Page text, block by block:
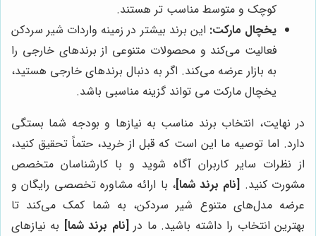
کوچک و متوسط مناسب تر هستند.
یخچال مارکت: این برند بیشتر در زمینه واردات شیر سردکن
فعالیت می‌کند و محصولات متنوعی از برندهای خارجی را
به بازار عرضه می‌کند. اگر به دنبال برندهای خارجی هستید،
یخچال مارکت می تواند گزینه مناسبی باشد.
در نهایت، انتخاب برند مناسب به نیازها و بودجه شما بستگی
دارد. اما توصیه ما این است که قبل از خرید، حتماً تحقیق کنید،
از نظرات سایر کاربران آگاه شوید و با کارشناسان متخصص
مشورت کنید. [نام برند شما]، با ارائه مشاوره تخصصی رایگان و
عرضه مدل‌های متنوع شیر سردکن، به شما کمک می‌کند تا
بهترین انتخاب را داشته باشید. ما در [نام برند شما] به نیازهای